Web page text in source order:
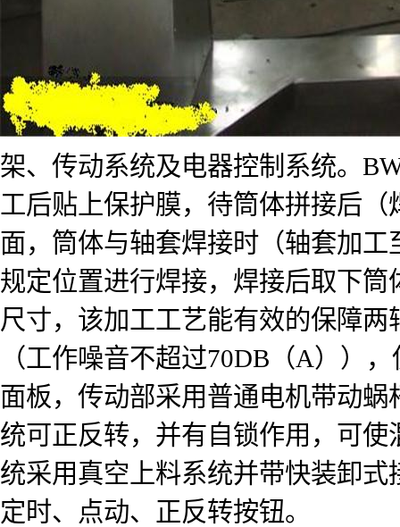
架、传动系统及电器控制系统。
工后贴上保护膜，待筒体拼接后
面，筒体与轴套焊接时（轴套加
规定位置进行焊接，焊接后取下
尺寸，该加工工艺能有效的保障
（工作噪音不超过70DB（A））
面板，传动部采用普通电机带动
统可正反转，并有自锁作用，可
统采用真空上料系统并带快装卸
定时、点动、正反转按钮。